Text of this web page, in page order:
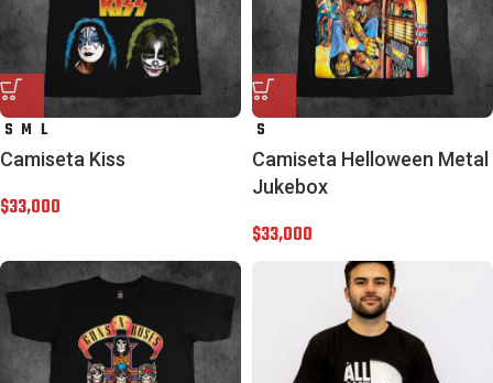
S M L
Camiseta Kiss
$33,000
S
Camiseta Helloween Metal
Jukebox
$33,000